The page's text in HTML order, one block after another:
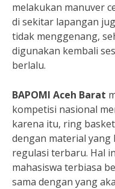
melakukan manuver
di sekitar lapangan
tidak menggenang,
digunakan kembali
berlalu.
BAPOMI Aceh Barat
kompetisi nasional
karena itu, ring
dengan material yang
regulasi terbaru. Hal
mahasiswa terbiasa
sama dengan yang